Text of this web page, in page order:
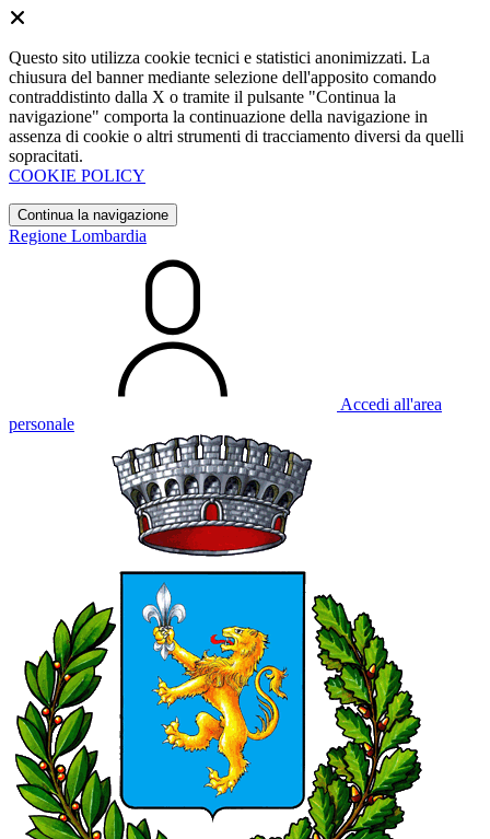
Questo sito utilizza cookie tecnici e statistici anonimizzati. La
chiusura del banner mediante selezione dell'apposito comando
contraddistinto dalla X o tramite il pulsante "Continua la
navigazione" comporta la continuazione della navigazione in
assenza di cookie o altri strumenti di tracciamento diversi da quelli
sopracitati.
COOKIE POLICY
Continua la navigazione
Regione Lombardia
Accedi all'area
personale